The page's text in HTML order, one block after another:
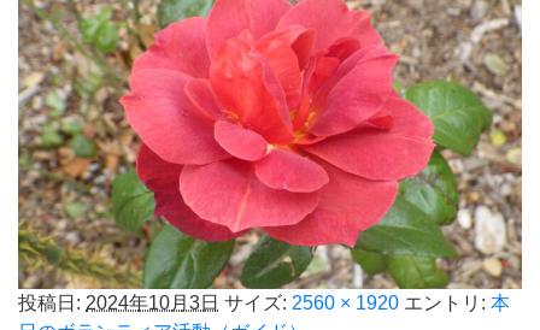
投稿日: 2024年10月3日 サイズ: 2560 × 1920 エントリ: 本